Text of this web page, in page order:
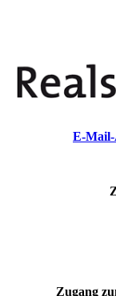
E-Mail-
Zugang